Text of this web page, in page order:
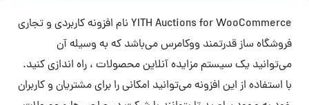
YITH Auctions for WooCommerce نام افزونه کاربردی و تجاری
فروشگاه ساز قدرتمند ووکامرس می‌باشد که به وسیله آن
می‌توانید یک سیستم مزایده آنلاین محصولات ، راه اندازی کنید.
با استفاده از این افزونه می‌توانید امکانی را برای مشتریان و کاربران